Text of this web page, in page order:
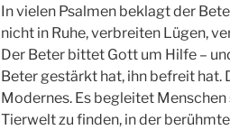
In vielen Psalmen beklagt der
nicht in Ruhe, verbreiten Lügen,
Der Beter bittet Gott um Hilfe –
Beter gestärkt hat, ihn befreit hat.
Modernes. Es begleitet
Tierwelt zu finden, in der